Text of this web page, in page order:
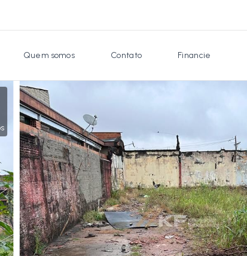
Quem somos Contato Financie